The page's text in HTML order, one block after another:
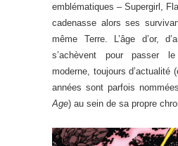
emblématiques – Supergirl,
cadenasse alors ses
même Terre. L’âge d’or,
s’achèvent pour passer
moderne, toujours d’actualité
années sont parfois
Age) au sein de sa propre